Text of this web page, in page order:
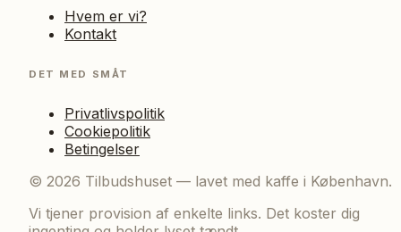
Hvem er vi?
Kontakt
DET MED SMÅT
Privatlivspolitik
Cookiepolitik
Betingelser
© 2026 Tilbudshuset — lavet med kaffe i København.
Vi tjener provision af enkelte links. Det koster dig